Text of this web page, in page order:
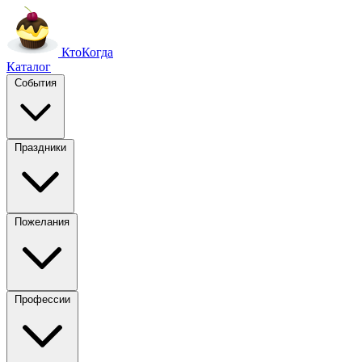
КтоКогда
Каталог
События
Праздники
Пожелания
Профессии